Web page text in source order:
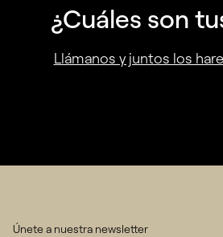
¿Cuáles son
Llámanos y juntos los
Únete a nuestra newsletter